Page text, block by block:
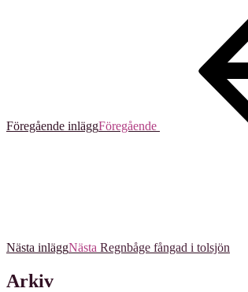
Föregående inläggFöregående
Nästa inläggNästa Regnbåge fångad i tolsjön
Arkiv